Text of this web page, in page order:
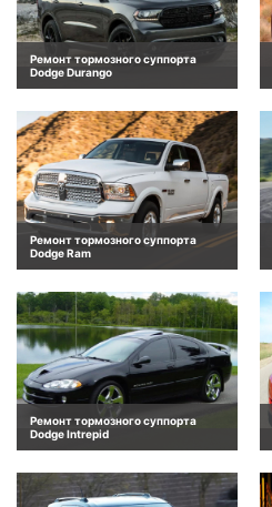
Ремонт тормозного суппорта
Dodge Durango
Ремонт тормозного суппорта
Dodge Ram
Ремонт тормозного суппорта
Dodge Intrepid